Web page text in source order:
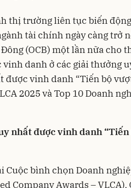
thị trường liên tục biến
tài chính ngày càng trở
(OCB) một lần nữa cho
danh ở các giải thưởng
được vinh danh “Tiến bộ
2025 và Top 10 Doanh
nhất được vinh danh
Cuộc bình chọn Doanh
Company Awards – VLCA),